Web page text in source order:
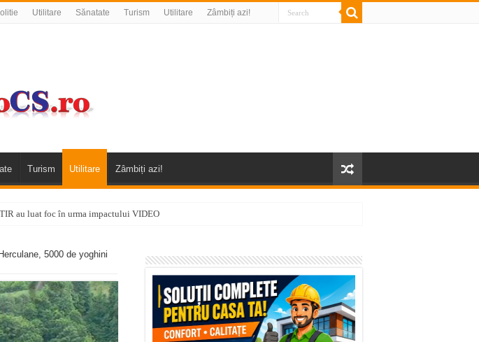
Utilitare Sănatate Turism Utilitare Zâmbiți azi!
Turism Utilitare Zâmbiți azi!
au luat foc în urma impactului VIDEO
VIDEO
data de 6 august 2026
avarie
5000 de yoghini